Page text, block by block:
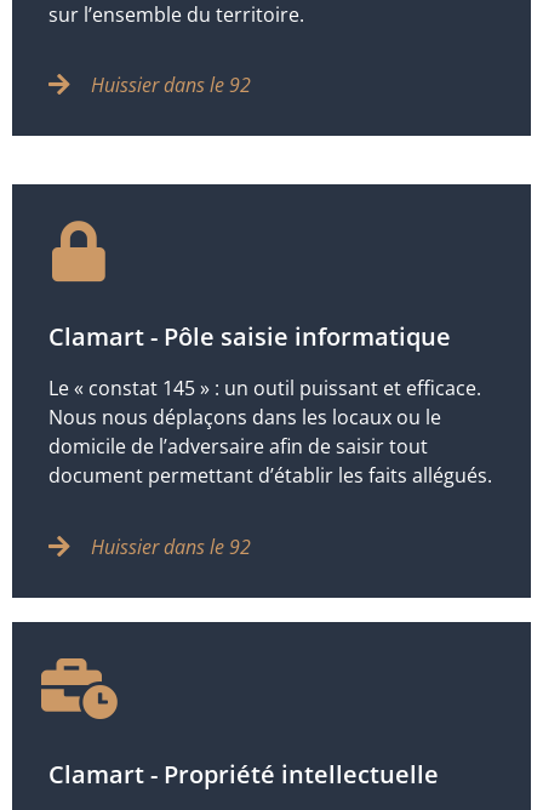
sur l’ensemble du territoire.
Huissier dans le 92
Clamart - Pôle saisie informatique
Le « constat 145 » : un outil puissant et efficace.
Nous nous déplaçons dans les locaux ou le
domicile de l’adversaire afin de saisir tout
document permettant d’établir les faits allégués.
Huissier dans le 92
Clamart - Propriété intellectuelle